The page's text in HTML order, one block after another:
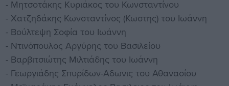
- Μητσοτάκης Κυριάκος του Κωνσταντίνου
- Χατζηδάκης Κωνσταντίνος (Κωστης) του Ιωάννη
- Βούλτεψη Σοφία του Ιωάννη
- Ντινόπουλος Αργύρης του Βασιλείου
- Βαρβιτσιώτης Μιλτιάδης του Ιωάννη
- Γεωργιάδης Σπυρίδων-Αδωνις του Αθανασίου